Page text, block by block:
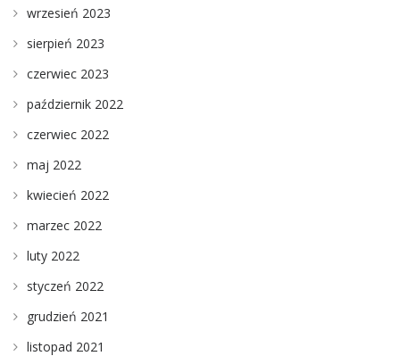
wrzesień 2023
sierpień 2023
czerwiec 2023
październik 2022
czerwiec 2022
maj 2022
kwiecień 2022
marzec 2022
luty 2022
styczeń 2022
grudzień 2021
listopad 2021